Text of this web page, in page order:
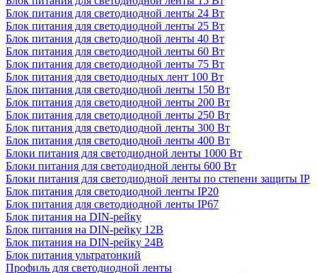
Блок питания для светодиодной ленты 24 Вт
Блок питания для светодиодной ленты 25 Вт
Блок питания для светодиодной ленты 40 Вт
Блок питания для светодиодной ленты 60 Вт
Блок питания для светодиодной ленты 75 Вт
Блок питания для светодиодных лент 100 Вт
Блок питания для светодиодной ленты 150 Вт
Блок питания для светодиодной ленты 200 Вт
Блок питания для светодиодной ленты 250 Вт
Блок питания для светодиодной ленты 300 Вт
Блок питания для светодиодной ленты 400 Вт
Блоки питания для светодиодной ленты 1000 Вт
Блоки питания для светодиодной ленты 600 Вт
Блоки питания для светодиодной ленты по степени защиты IP
Блок питания для светодиодной ленты IP20
Блок питания для светодиодной ленты IP67
Блок питания на DIN-рейку
Блок питания на DIN-рейку 12В
Блок питания на DIN-рейку 24В
Блок питания ультратонкий
Профиль для светодиодной ленты